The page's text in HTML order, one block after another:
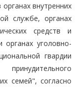
внутренних
службе, органах
средств и
органах уголовно-
гвардии
семей", согласно